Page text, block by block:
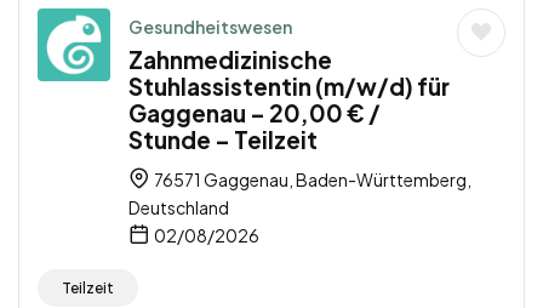
Gesundheitswesen
Zahnmedizinische
Stuhlassistentin (m/w/d) für
Gaggenau – 20,00 € /
Stunde – Teilzeit
76571 Gaggenau, Baden-Württemberg,
Deutschland
02/08/2026
Teilzeit